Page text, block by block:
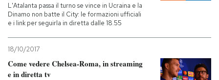
L'Atalanta passa il turno se vince in Ucraina e la
Dinamo non batte il City: le formazioni ufficiali
e i link per seguirla in diretta dalle 18.55
18/10/2017
Come vedere Chelsea-Roma, in streaming
e in diretta tv